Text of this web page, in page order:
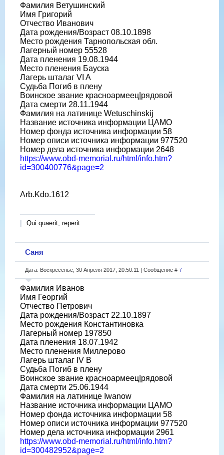
Фамилия Ветушинский
Имя Григорий
Отчество Иванович
Дата рождения/Возраст 08.10.1898
Место рождения Тарнопольская обл.
Лагерный номер 55528
Дата пленения 19.08.1944
Место пленения Бауска
Лагерь шталаг VI A
Судьба Погиб в плену
Воинское звание красноармеец|рядовой
Дата смерти 28.11.1944
Фамилия на латинице Wetuschinskij
Название источника информации ЦАМО
Номер фонда источника информации 58
Номер описи источника информации 977520
Номер дела источника информации 2648
https://www.obd-memorial.ru/html/info.htm?
id=300400776&page=2
Arb.Kdo.1612
Qui quaerit, reperit
Саня
Дата: Воскресенье, 30 Апреля 2017, 20:50:11 | Сообщение # 7
Фамилия Иванов
Имя Георгий
Отчество Петрович
Дата рождения/Возраст 22.10.1897
Место рождения Константиновка
Лагерный номер 197850
Дата пленения 18.07.1942
Место пленения Миллерово
Лагерь шталаг IV B
Судьба Погиб в плену
Воинское звание красноармеец|рядовой
Дата смерти 25.06.1944
Фамилия на латинице Iwanow
Название источника информации ЦАМО
Номер фонда источника информации 58
Номер описи источника информации 977520
Номер дела источника информации 2961
https://www.obd-memorial.ru/html/info.htm?
id=300482952&page=2